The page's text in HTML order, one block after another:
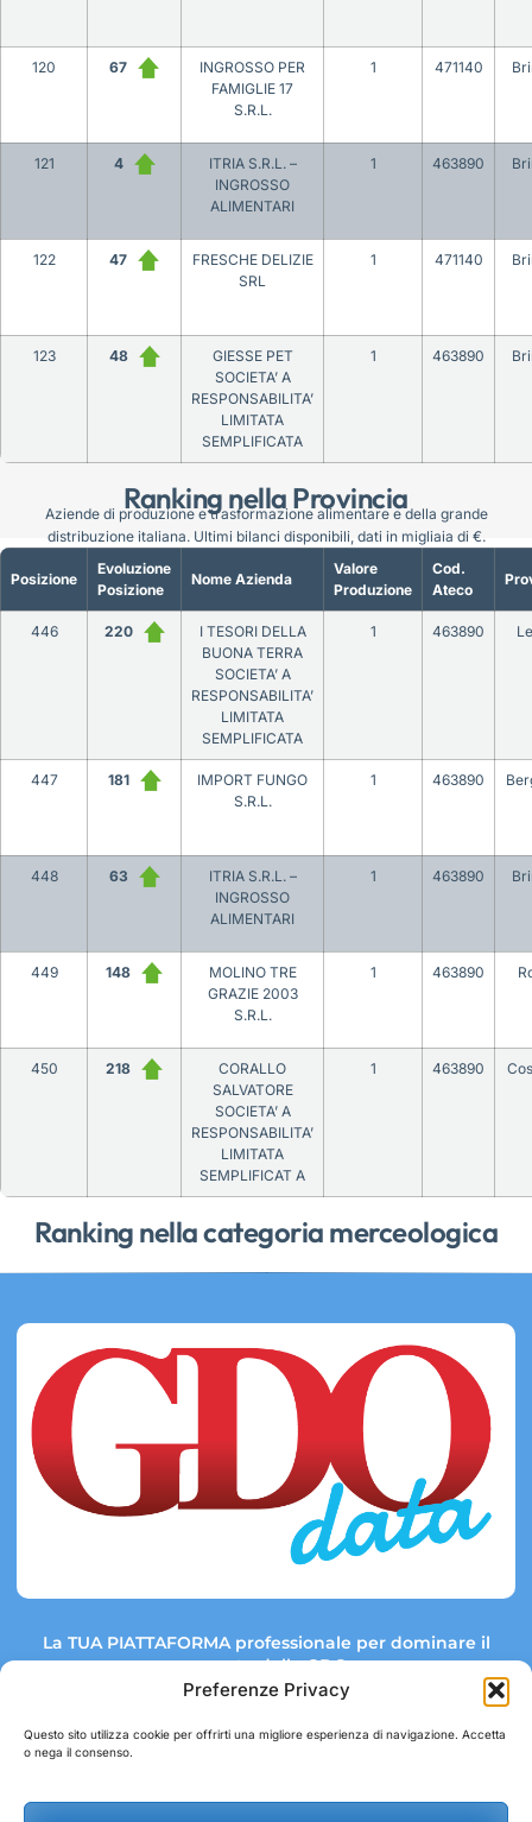
Preferenze Privacy
Questo sito utilizza cookie per offrirti una migliore esperienza di navigazione. Accetta
o nega il consenso.
Ranking nella Provincia
120 67
INGROSSO PER
FAMIGLIE 17
S.R.L.
1 471140
121 4
ITRIA S.R.L. –
INGROSSO
ALIMENTARI
1 463890
122 47
FRESCHE DELIZIE
SRL
1 471140
123 48
GIESSE PET
SOCIETA’ A
RESPONSABILITA’
LIMITATA
SEMPLIFICATA
1 463890
Ranking nella categoria merceologica
Posizione
Evoluzione
Posizione
Nome Azienda
Valore
Produzione
Cod.
Ateco
446 220
I TESORI DELLA
BUONA TERRA
SOCIETA’ A
RESPONSABILITA’
LIMITATA
SEMPLIFICATA
1 463890
447 181
IMPORT FUNGO
S.R.L.
1 463890
448 63
ITRIA S.R.L. –
INGROSSO
ALIMENTARI
1 463890
449 148
MOLINO TRE
GRAZIE 2003
S.R.L.
1 463890
450 218
CORALLO
SALVATORE
SOCIETA’ A
RESPONSABILITA’
LIMITATA
SEMPLIFICAT A
1 463890
Aziende di produzione e trasformazione alimentare e della grande
distribuzione italiana. Ultimi bilanci disponibili, dati in migliaia di €.
La TUA PIATTAFORMA professionale per dominare il
mercato della GDO.
Link rapidi: